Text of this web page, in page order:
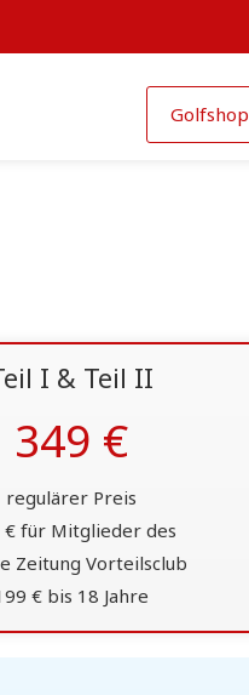
Golfshop
I & Teil II
349 €
regulärer Preis
€ für Mitglieder des
Zeitung Vorteilsclub
€ bis 18 Jahre